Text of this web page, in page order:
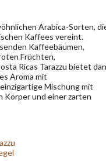
Arabica-Sorten,
Kaffees vereint.
Kaffeebäumen,
Früchten,
Ricas Tarazzu bietet
Aroma mit
Mischung mit
Körper und einer zarten